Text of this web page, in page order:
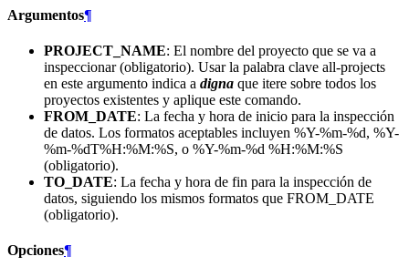
Argumentos¶
PROJECT_NAME: El nombre del proyecto que se va a
inspeccionar (obligatorio). Usar la palabra clave all-projects
en este argumento indica a digna que itere sobre todos los
proyectos existentes y aplique este comando.
FROM_DATE: La fecha y hora de inicio para la inspección
de datos. Los formatos aceptables incluyen %Y-%m-%d, %Y-
%m-%dT%H:%M:%S, o %Y-%m-%d %H:%M:%S
(obligatorio).
TO_DATE: La fecha y hora de fin para la inspección de
datos, siguiendo los mismos formatos que FROM_DATE
(obligatorio).
Opciones¶